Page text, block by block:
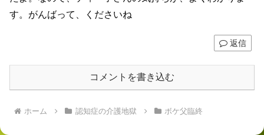
す。がんばって、くださいね
返信
コメントを書き込む
ホーム 認知症の介護地獄 ボケ父臨終